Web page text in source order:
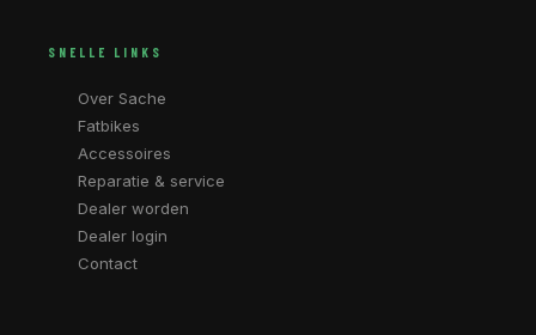
SNELLE LINKS
Over Sache
Fatbikes
Accessoires
Reparatie & service
Dealer worden
Dealer login
Contact